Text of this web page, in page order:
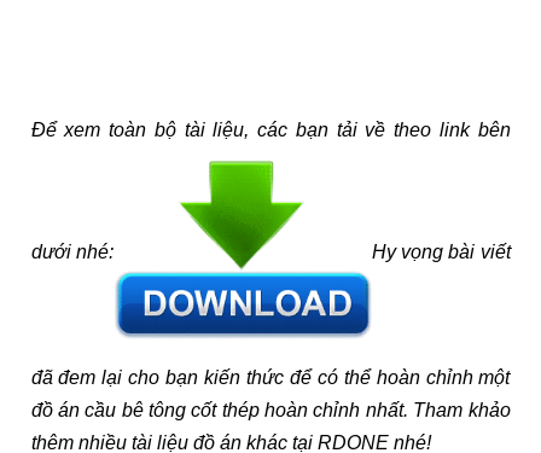
Để xem toàn bộ tài liệu, các bạn tải về theo link bên
dưới nhé: Hy vọng bài viết
đã đem lại cho bạn kiến thức để có thể hoàn chỉnh một
đồ án cầu bê tông cốt thép hoàn chỉnh nhất. Tham khảo
thêm nhiều tài liệu đồ án khác tại RDONE nhé!